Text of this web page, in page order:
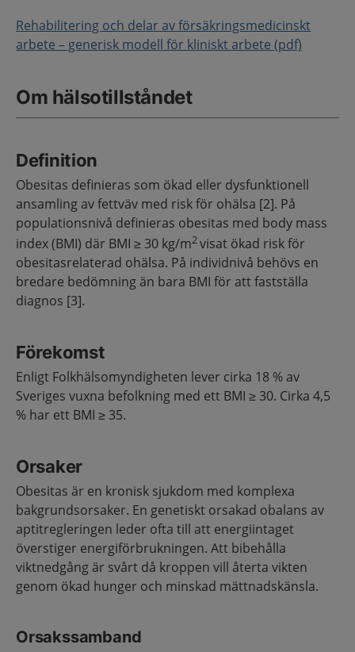
Rehabilitering och delar av försäkringsmedicinskt
arbete – generisk modell för kliniskt arbete (pdf)
Om hälsotillståndet
Definition
Obesitas definieras som ökad eller dysfunktionell
ansamling av fettväv med risk för ohälsa [2]. På
populationsnivå definieras obesitas med body mass
index (BMI) där BMI ≥ 30 kg/m2visat ökad risk för
obesitasrelaterad ohälsa. På individnivå behövs en
bredare bedömning än bara BMI för att fastställa
diagnos [3].
Förekomst
Enligt Folkhälsomyndigheten lever cirka 18 % av
Sveriges vuxna befolkning med ett BMI ≥ 30. Cirka 4,5
% har ett BMI ≥ 35.
Orsaker
Obesitas är en kronisk sjukdom med komplexa
bakgrundsorsaker. En genetiskt orsakad obalans av
aptitregleringen leder ofta till att energiintaget
överstiger energiförbrukningen. Att bibehålla
viktnedgång är svårt då kroppen vill återta vikten
genom ökad hunger och minskad mättnadskänsla.
Orsakssamband